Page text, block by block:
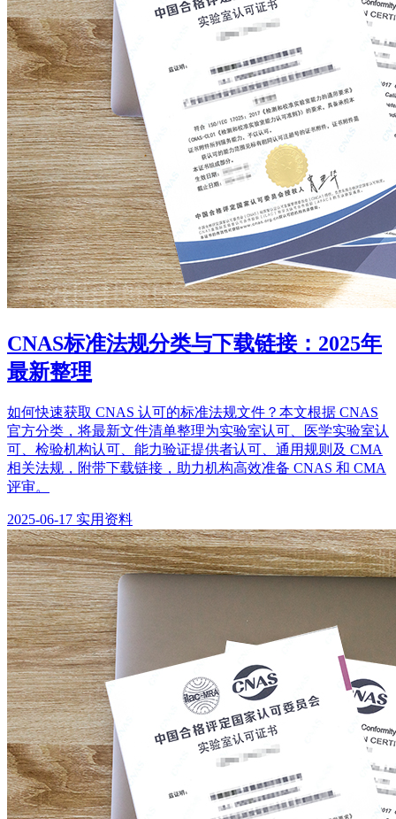
CNAS标准法规分类与下载链接：2025年
最新整理
如何快速获取 CNAS 认可的标准法规文件？本文根据 CNAS
官方分类，将最新文件清单整理为实验室认可、医学实验室认
可、检验机构认可、能力验证提供者认可、通用规则及 CMA
相关法规，附带下载链接，助力机构高效准备 CNAS 和 CMA
评审。
2025-06-17 实用资料